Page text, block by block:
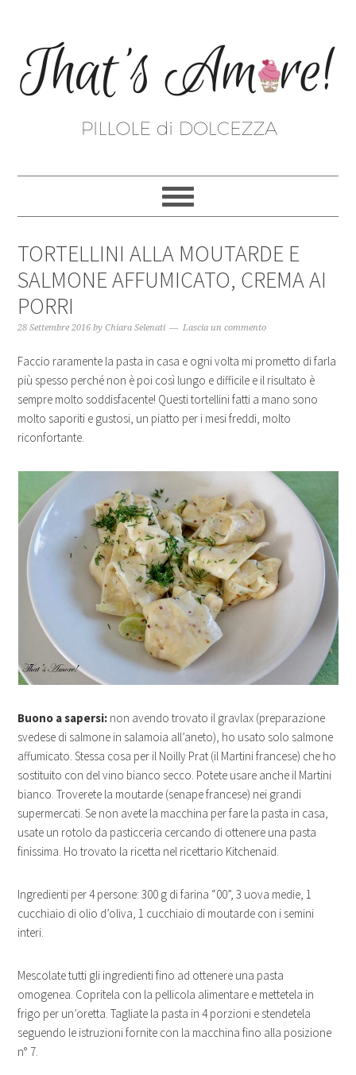
TORTELLINI ALLA MOUTARDE E
SALMONE AFFUMICATO, CREMA AI
PORRI
28 Settembre 2016 byChiara Selenati Lascia un commento
Faccio raramente la pasta in casa e ogni volta mi prometto di farla
più spesso perché non è poi così lungo e difficile e il risultato è
sempre molto soddisfacente! Questi tortellini fatti a mano sono
molto saporiti e gustosi, un piatto per i mesi freddi, molto
riconfortante.
Buono a sapersi: non avendo trovato il gravlax (preparazione
svedese di salmone in salamoia all’aneto), ho usato solo salmone
affumicato. Stessa cosa per il Noilly Prat (il Martini francese) che ho
sostituito con del vino bianco secco. Potete usare anche il Martini
bianco. Troverete la moutarde (senape francese) nei grandi
supermercati. Se non avete la macchina per fare la pasta in casa,
usate un rotolo da pasticceria cercando di ottenere una pasta
finissima. Ho trovato la ricetta nel ricettario Kitchenaid.
Ingredienti per 4 persone: 300 g di farina “00”, 3 uova medie, 1
cucchiaio di olio d’oliva, 1 cucchiaio di moutarde con i semini
interi.
Mescolate tutti gli ingredienti fino ad ottenere una pasta
omogenea. Copritela con la pellicola alimentare e mettetela in
frigo per un’oretta. Tagliate la pasta in 4 porzioni e stendetela
seguendo le istruzioni fornite con la macchina fino alla posizione
n° 7.